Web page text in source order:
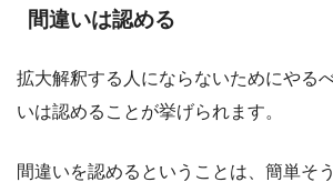
間違いは認める
拡大解釈する人にならないためにやる
いは認めることが挙げられます。
間違いを認めるということは、簡単そ